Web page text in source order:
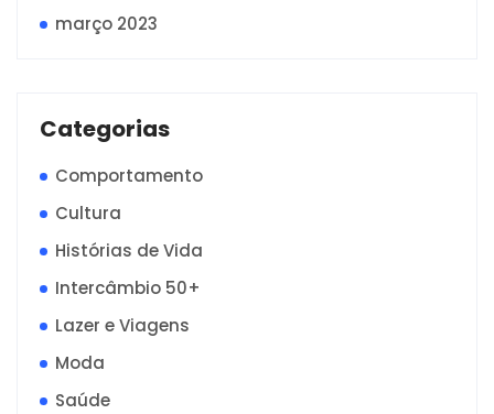
março 2023
Categorias
Comportamento
Cultura
Histórias de Vida
Intercâmbio 50+
Lazer e Viagens
Moda
Saúde